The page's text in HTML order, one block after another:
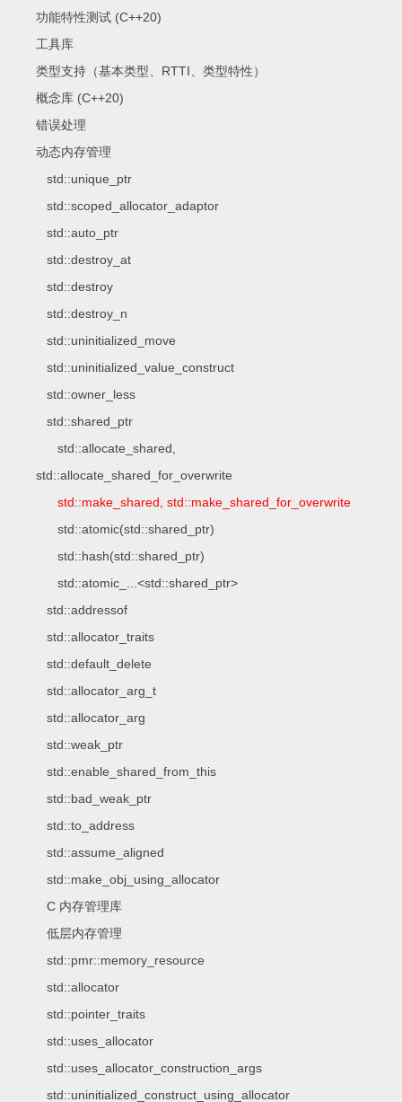
功能特性测试 (C++20)
工具库
类型支持（基本类型、RTTI、类型特性）
概念库 (C++20)
错误处理
动态内存管理
std::unique_ptr
std::scoped_allocator_adaptor
std::auto_ptr
std::destroy_at
std::destroy
std::destroy_n
std::uninitialized_move
std::uninitialized_value_construct
std::owner_less
std::shared_ptr
std::allocate_shared,
std::allocate_shared_for_overwrite
std::make_shared, std::make_shared_for_overwrite
std::atomic(std::shared_ptr)
std::hash(std::shared_ptr)
std::atomic_...<std::shared_ptr>
std::addressof
std::allocator_traits
std::default_delete
std::allocator_arg_t
std::allocator_arg
std::weak_ptr
std::enable_shared_from_this
std::bad_weak_ptr
std::to_address
std::assume_aligned
std::make_obj_using_allocator
C 内存管理库
低层内存管理
std::pmr::memory_resource
std::allocator
std::pointer_traits
std::uses_allocator
std::uses_allocator_construction_args
std::uninitialized_construct_using_allocator